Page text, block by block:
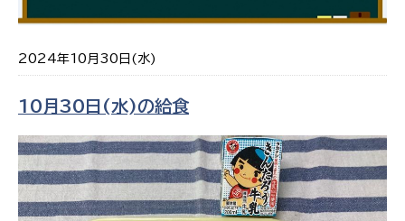
2024年10月30日(水)
10月30日(水)の給食